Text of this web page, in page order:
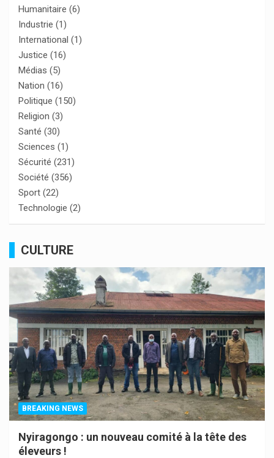
Humanitaire (6)
Industrie (1)
International (1)
Justice (16)
Médias (5)
Nation (16)
Politique (150)
Religion (3)
Santé (30)
Sciences (1)
Sécurité (231)
Société (356)
Sport (22)
Technologie (2)
CULTURE
BREAKING NEWS
Nyiragongo : un nouveau comité à la tête des
éleveurs !